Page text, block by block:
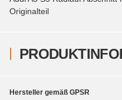
Originalteil
Hersteller gemäß GPSR